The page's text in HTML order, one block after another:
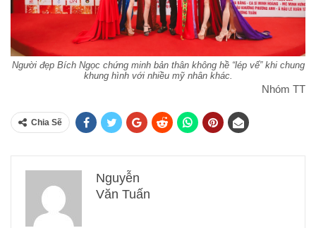
Người đẹp Bích Ngọc chứng minh bản thân không hề “lép vế” khi chung
khung hình với nhiều mỹ nhân khác.
Nhóm TT
Chia Sẽ
Nguyễn
Văn Tuấn